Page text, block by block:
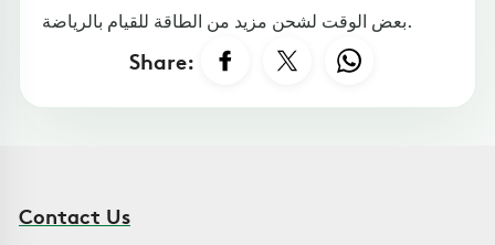
بعض الوقت لشحن مزيد من الطاقة للقيام بالرياضة.
Share:
Contact Us